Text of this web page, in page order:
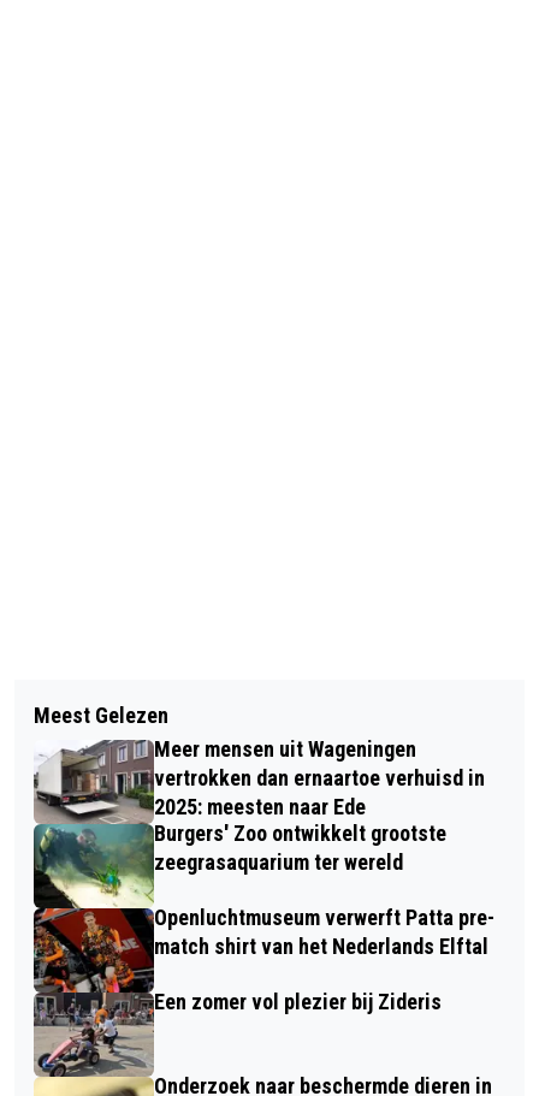
DICKENS FAIR IN BENNEKOM OP 12 EN
13 DECEMBER
HUISDIEREN VAN DE WEEK: DE RATJES
HUSH, BAXTER, OZZIE EN CHAZZ
Meest Gelezen
Meer mensen uit Wageningen
vertrokken dan ernaartoe verhuisd in
2025: meesten naar Ede
Burgers' Zoo ontwikkelt grootste
zeegrasaquarium ter wereld
Openluchtmuseum verwerft Patta pre-
match shirt van het Nederlands Elftal
Een zomer vol plezier bij Zideris
Onderzoek naar beschermde dieren in